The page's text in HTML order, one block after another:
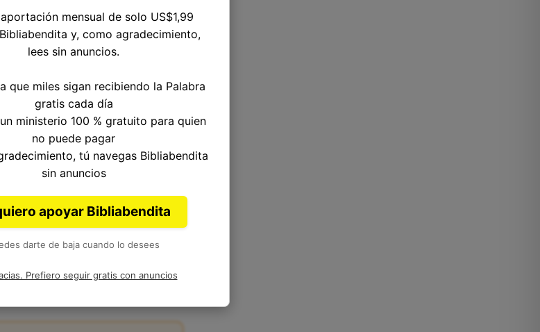
Siguiente
Ezequiel delAntiguo
Biblia
mensual de solo US$1,99
y, como agradecimiento,
lees sin anuncios.
que miles sigan recibiendo la Palabra
gratis cada día
ministerio 100 % gratuito para quien
no puede pagar
tú navegas Bibliabendita
sin anuncios
apoyar Bibliabendita
darte de baja cuando lo desees
Prefiero seguir gratis con anuncios